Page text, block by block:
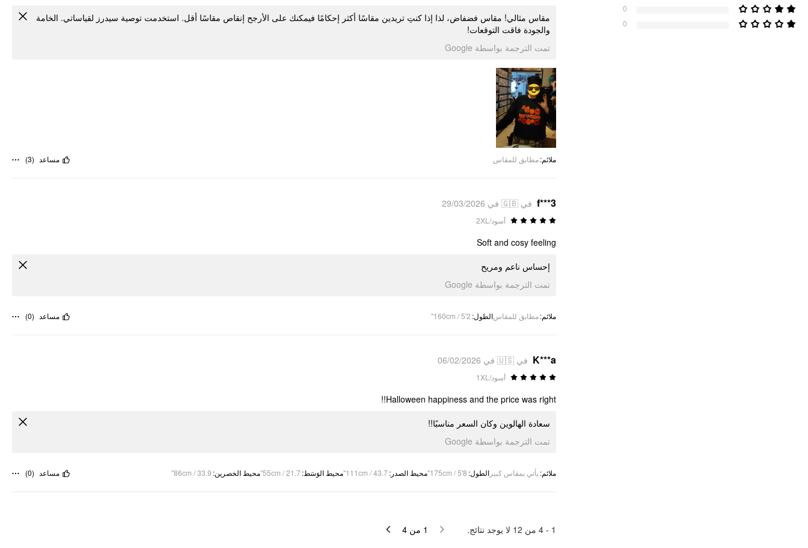
0
0
مقاس مثالي! مقاس فضفاض، لذا إذا كنتِ تريدين مقاسًا أكثر إحكامًا فيمكنك على الأرجح إنقاص مقاسًا أقل. استخدمت توصية سيدرز لقياساتي. الخامة
والجودة فاقت التوقعات!
تمت الترجمة بواسطة Google
ملائم:مطابق للمقاس مساعد (
3
)
f***3 في 🇬🇧 في 29/03/2026
أسود/2XL
Soft and cosy feeling
إحساس ناعم ومريح
تمت الترجمة بواسطة Google
ملائم:مطابق للمقاسالطول:
160cm / 5'2" مساعد (
0
)
K***a في 🇺🇸 في 06/02/2026
أسود/1XL
Halloween happiness and the price was right!!
سعادة الهالوين وكان السعر مناسبًا!!
تمت الترجمة بواسطة Google
ملائم:يأتي بمقاس كبير الطول:
175cm / 5'8" محيط الصدر:
111cm / 43.7" محيط الوَسَط:
55cm / 21.7" محيط الخصرين:
86cm / 33.9" مساعد (
0
)
1 -
4 من 12 لا يوجد نتائج. 1 من 4